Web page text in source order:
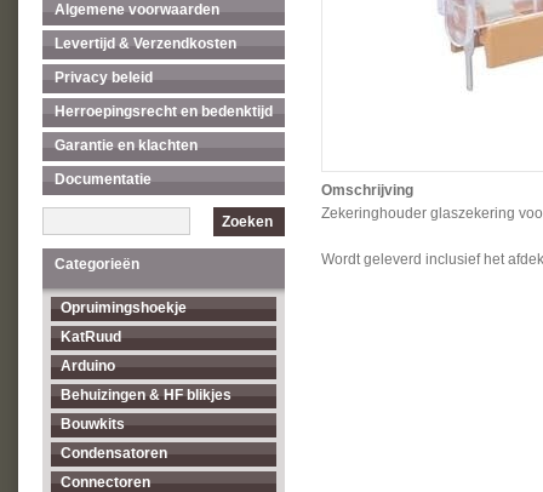
Algemene voorwaarden
Levertijd & Verzendkosten
Privacy beleid
Herroepingsrecht en bedenktijd
Garantie en klachten
Documentatie
Zoeken
Categorieën
Opruimingshoekje
KatRuud
Arduino
Behuizingen & HF blikjes
Bouwkits
Condensatoren
Connectoren
Omschrijving
Zekeringhouder glaszekering
Wordt geleverd inclusief het